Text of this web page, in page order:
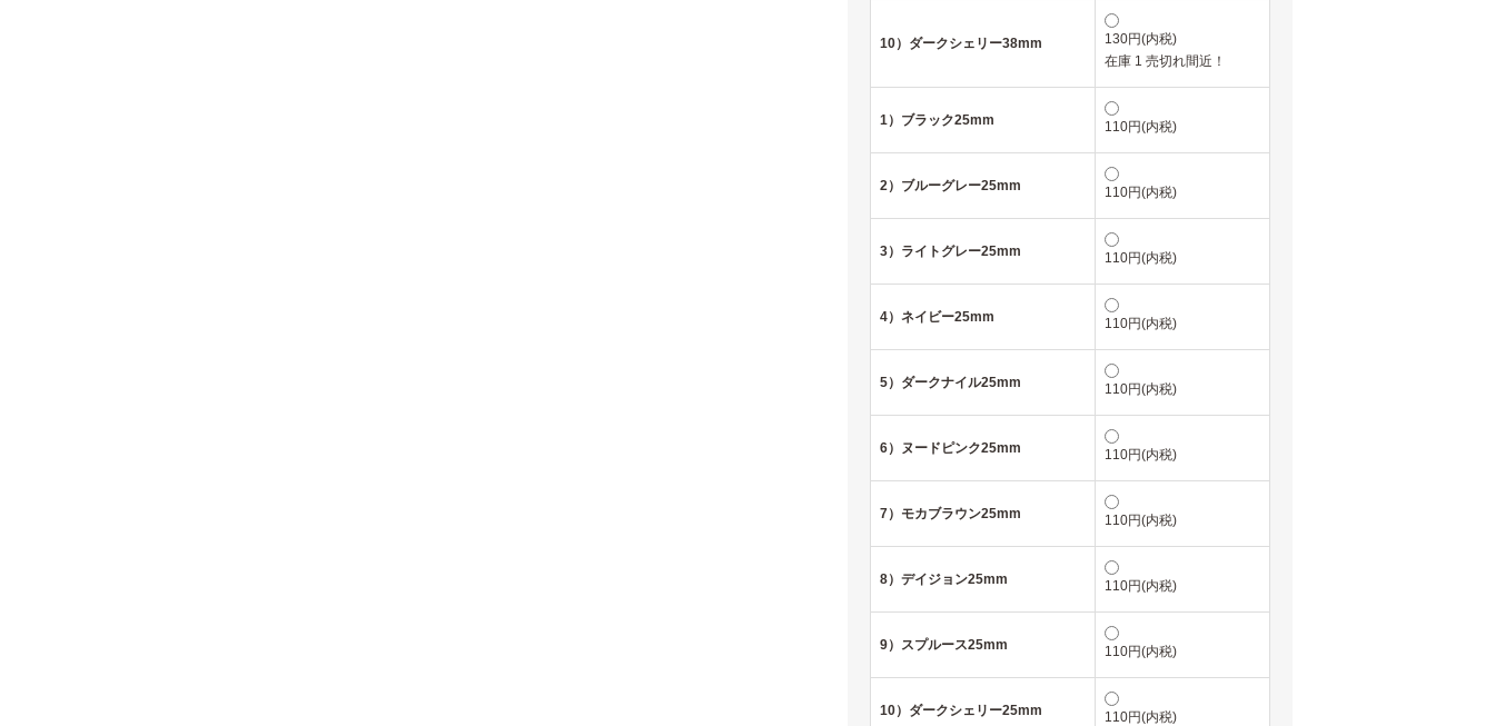
10）ダークシェリー38mm
130円(内税)
在庫 1 売切れ間近！
1）ブラック25mm 110円(内税)
2）ブルーグレー25mm 110円(内税)
3）ライトグレー25mm 110円(内税)
4）ネイビー25mm 110円(内税)
5）ダークナイル25mm 110円(内税)
6）ヌードピンク25mm 110円(内税)
7）モカブラウン25mm 110円(内税)
8）デイジョン25mm 110円(内税)
9）スプルース25mm 110円(内税)
10）ダークシェリー25mm 110円(内税)